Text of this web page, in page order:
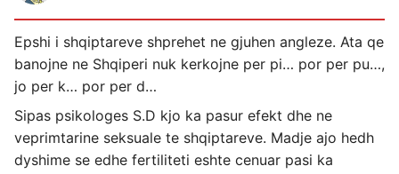
Epshi i shqiptareve shprehet ne gjuhen angleze. Ata qe
banojne ne Shqiperi nuk kerkojne per pi… por per pu…,
jo per k… por per d…
Sipas psikologes S.D kjo ka pasur efekt dhe ne
veprimtarine seksuale te shqiptareve. Madje ajo hedh
dyshime se edhe fertiliteti eshte cenuar pasi ka